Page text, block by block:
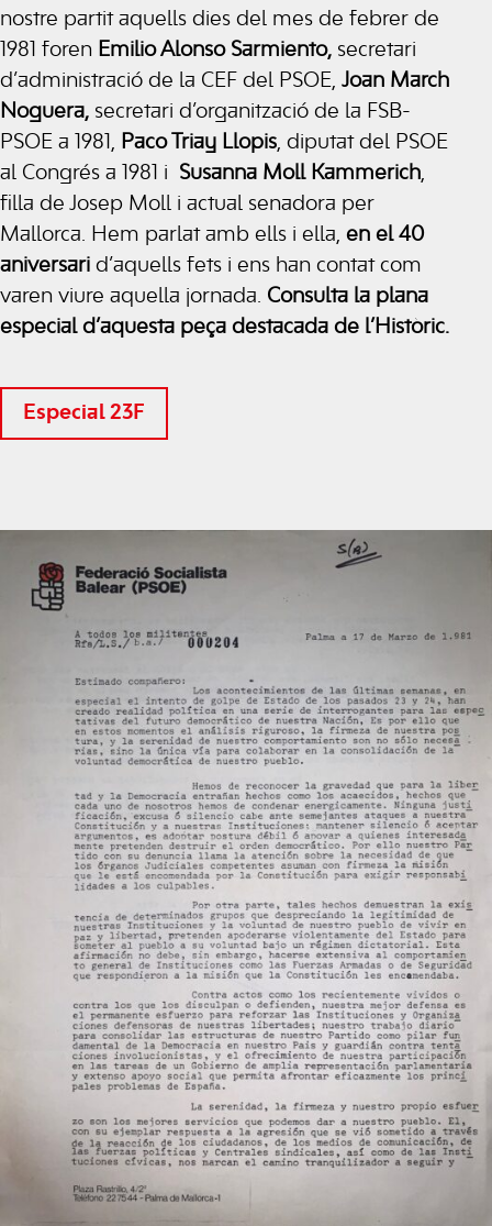
nostre partit aquells dies del mes de febrer de
1981 foren Emilio Alonso Sarmiento, secretari
d’administració de la CEF del PSOE, Joan March
Noguera, secretari d’organització de la FSB-
PSOE a 1981,
Paco Triay Llopis , diputat del PSOE
al Congrés a 1981 i Susanna Moll Kammerich
filla de Josep Moll i actual senadora per
Mallorca. Hem parlat amb ells i ella, en el 40
aniversari d’aquells fets i ens han contat com
varen viure aquella jornada. Consulta la plana
especial d’aquesta peça destacada de l’Històric.
Especial 23F